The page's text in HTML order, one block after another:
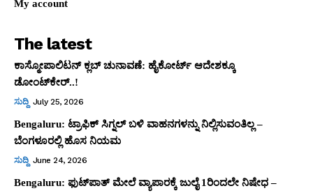
My account
The latest
ಕಾಸ್ಮೋಪಾಲಿಟನ್‌ ಕ್ಲಬ್‌ ಚುನಾವಣೆ: ಹೈಕೋರ್ಟ್‌ ಆದೇಶಕ್ಕೂ
ಡೋಂಟ್‌ಕೇರ್‌..!
ಸುದ್ದಿ July 25, 2026
Bengaluru: ಟ್ರಾಫಿಕ್‌ ಸಿಗ್ನಲ್‌ ಬಳಿ ವಾಹನಗಳನ್ನು ನಿಲ್ಲಿಸುವಂತಿಲ್ಲ –
ಬೆಂಗಳೂರಲ್ಲಿ ಹೊಸ ನಿಯಮ
ಸುದ್ದಿ June 24, 2026
Bengaluru: ಫುಟ್‌ಪಾತ್‌ ಮೇಲೆ ವ್ಯಾಪಾರಕ್ಕೆ ಜುಲೈ 1ರಿಂದಲೇ ನಿಷೇಧ –